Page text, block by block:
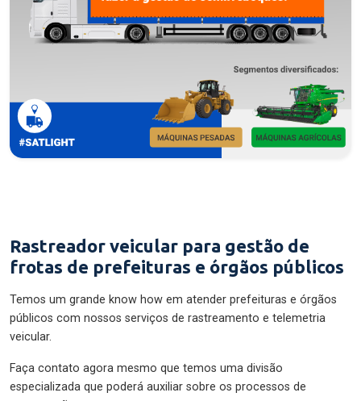
Rastreador veicular para gestão de
frotas de prefeituras e órgãos públicos
Temos um grande know how em atender prefeituras e órgãos
públicos com nossos serviços de rastreamento e telemetria
veicular.
Faça contato agora mesmo que temos uma divisão
especializada que poderá auxiliar sobre os processos de